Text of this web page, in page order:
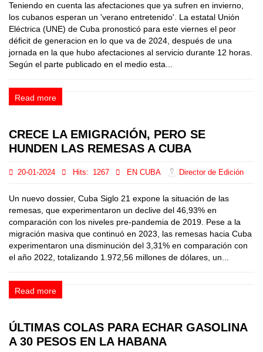
Teniendo en cuenta las afectaciones que ya sufren en invierno,
los cubanos esperan un 'verano entretenido'. La estatal Unión
Eléctrica (UNE) de Cuba pronosticó para este viernes el peor
déficit de generacion en lo que va de 2024, después de una
jornada en la que hubo afectaciones al servicio durante 12 horas.
Según el parte publicado en el medio esta...
Read more
CRECE LA EMIGRACIÓN, PERO SE
HUNDEN LAS REMESAS A CUBA
20-01-2024 Hits: 1267 EN CUBA Director de Edición
Un nuevo dossier, Cuba Siglo 21 expone la situación de las
remesas, que experimentaron un declive del 46,93% en
comparación con los niveles pre-pandemia de 2019. Pese a la
migración masiva que continuó en 2023, las remesas hacia Cuba
experimentaron una disminución del 3,31% en comparación con
el año 2022, totalizando 1.972,56 millones de dólares, un...
Read more
ÚLTIMAS COLAS PARA ECHAR GASOLINA
A 30 PESOS EN LA HABANA